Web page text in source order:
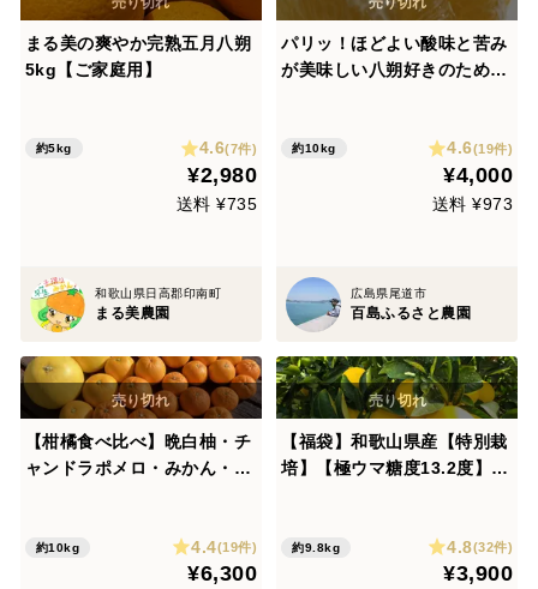
まる美の爽やか完熟五月八朔
5kg【ご家庭用】
約5kg 4.6(7件)
¥2,980
送料 ¥735
和歌山県日高郡印南町
まる美農園
パリッ！ほどよい酸味と苦み
が美味しい八朔好きのための
約10kg 4.6(19件)
¥4,000
送料 ¥973
広島県尾道市
百島ふるさと農園
【柑橘食べ比べ】晩白柚・チ
ャンドラポメロ・みかん・は
【5種類以上約10㎏】
約10kg 4.4(19件)
¥6,300
【福袋】和歌山県産【特別栽
培】【極ウマ糖度13.2度】
約9.8kg 4.8(32件)
¥3,900